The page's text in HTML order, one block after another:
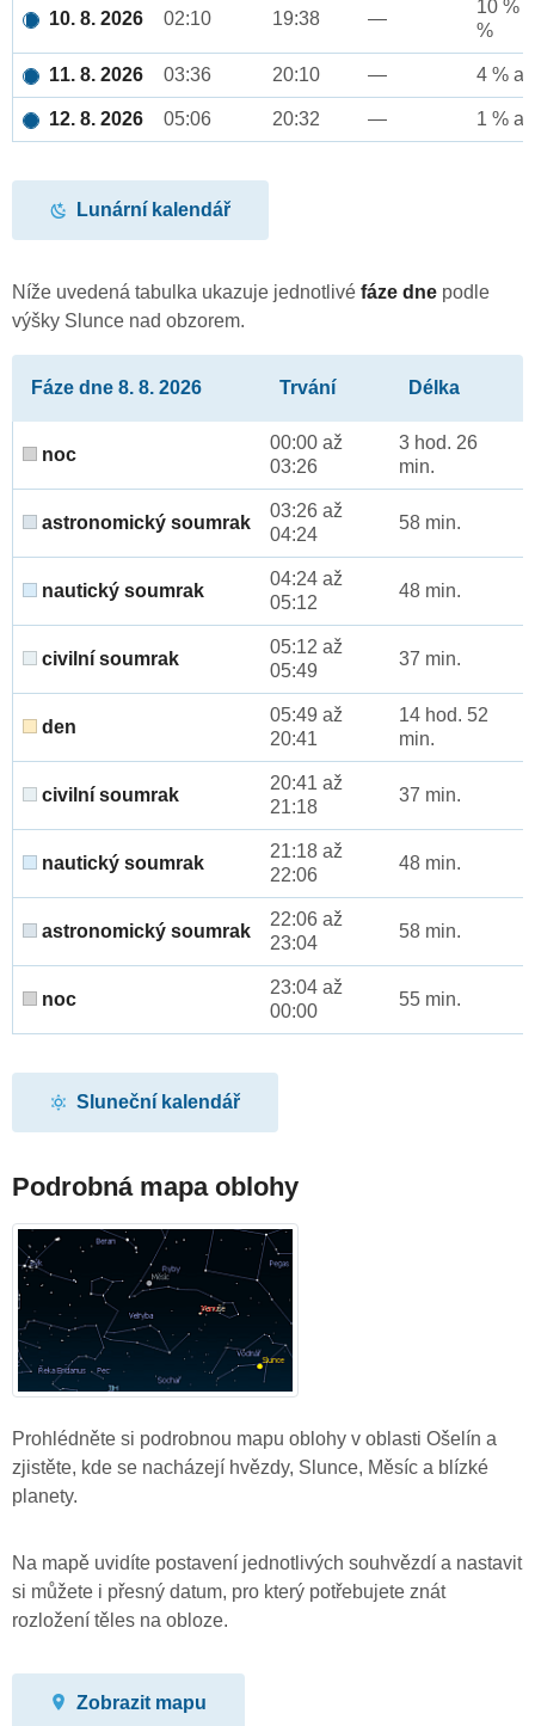
10. 8. 2026 02:10 19:38 —
10 %
%
11. 8. 2026 03:36 20:10 — 4 %
12. 8. 2026 05:06 20:32 — 1 %
Lunární kalendář
Níže uvedená tabulka ukazuje jednotlivé fáze dne podle
výšky Slunce nad obzorem.
Fáze dne 8. 8. 2026 Trvání Délka
noc
00:00 až
03:26
3 hod. 26
min.
astronomický soumrak
03:26 až
04:24
58 min.
nautický soumrak
04:24 až
05:12
48 min.
civilní soumrak
05:12 až
05:49
37 min.
den
05:49 až
20:41
14 hod. 52
min.
civilní soumrak
20:41 až
21:18
37 min.
nautický soumrak
21:18 až
22:06
48 min.
astronomický soumrak
22:06 až
23:04
58 min.
noc
23:04 až
00:00
55 min.
Sluneční kalendář
Podrobná mapa oblohy
Prohlédněte si podrobnou mapu oblohy v oblasti Ošelín a
zjistěte, kde se nacházejí hvězdy, Slunce, Měsíc a blízké
planety.
Na mapě uvidíte postavení jednotlivých souhvězdí a nastavit
si můžete i přesný datum, pro který potřebujete znát
rozložení těles na obloze.
Zobrazit mapu